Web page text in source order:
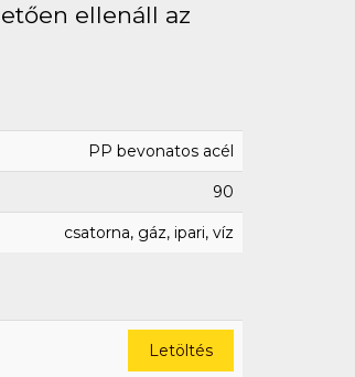
ellenáll az
PP bevonatos acél
90
csatorna, gáz, ipari, víz
Letöltés